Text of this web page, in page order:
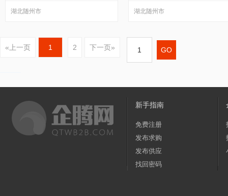
湖北随州市 湖北随州市
«上一页 1 2 下一页»
新手指南
免费注册
发布求购
发布供应
找回密码